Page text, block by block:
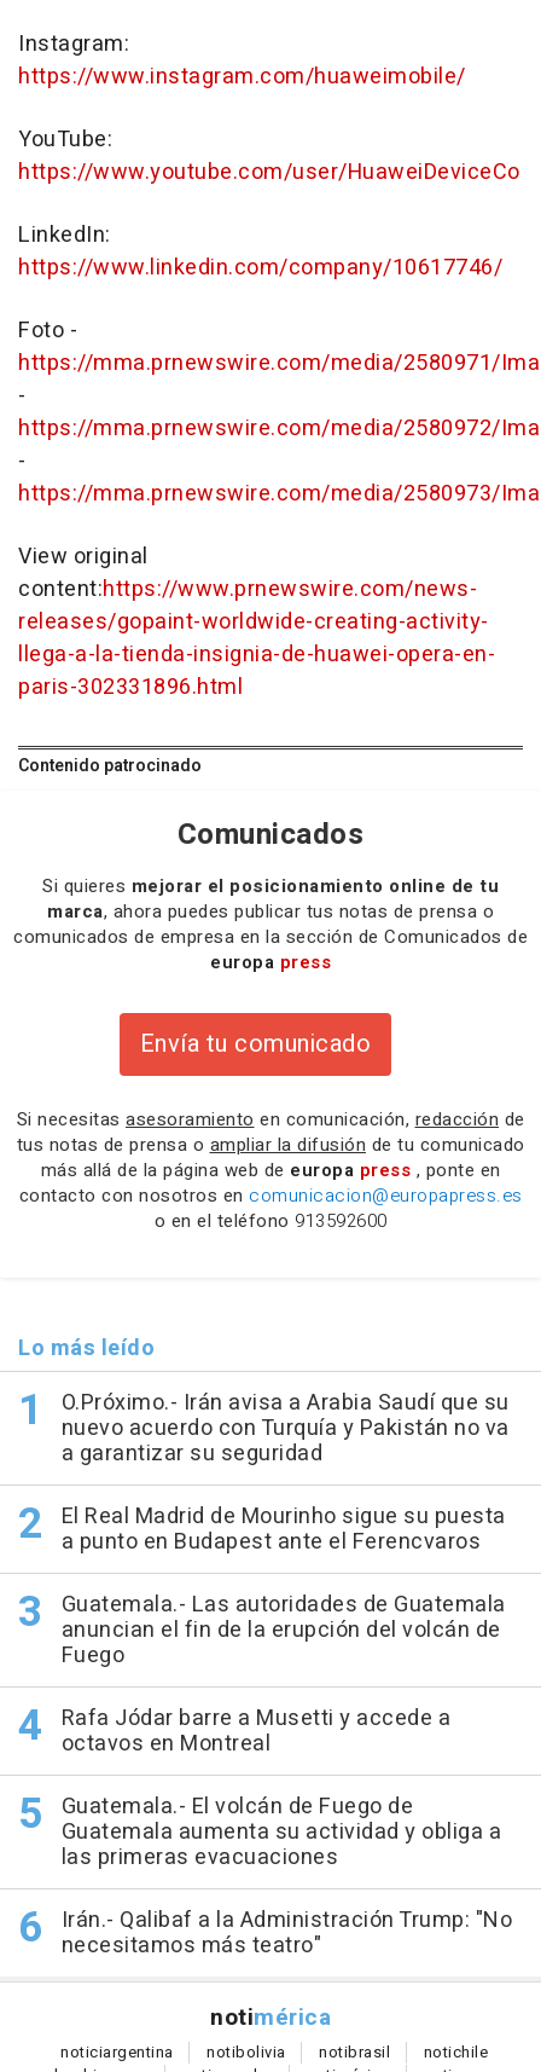
Instagram:
https://www.instagram.com/huaweimobile/
YouTube:
https://www.youtube.com/user/HuaweiDeviceCo
LinkedIn:
https://www.linkedin.com/company/10617746/
Foto -
https://mma.prnewswire.com/media/2580971/
-
https://mma.prnewswire.com/media/2580972/
-
https://mma.prnewswire.com/media/2580973/
View original
content:https://www.prnewswire.com/news-
releases/gopaint-worldwide-creating-activity-
llega-a-la-tienda-insignia-de-huawei-opera-en-
paris-302331896.html
Contenido patrocinado
Comunicados
Si quieres mejorar el posicionamiento online de tu
marca, ahora puedes publicar tus notas de prensa o
comunicados de empresa en la sección de Comunicados de
europa press
Envía tu comunicado
Si necesitas asesoramiento en comunicación, redacción de
tus notas de prensa o ampliar la difusión de tu comunicado
más allá de la página web de europa press , ponte en
contacto con nosotros en comunicacion@europapress.es
o en el teléfono 913592600
Lo más leído
O.Próximo.- Irán avisa a Arabia Saudí que su
nuevo acuerdo con Turquía y Pakistán no va
a garantizar su seguridad
El Real Madrid de Mourinho sigue su puesta
a punto en Budapest ante el Ferencvaros
Guatemala.- Las autoridades de Guatemala
anuncian el fin de la erupción del volcán de
Fuego
Rafa Jódar barre a Musetti y accede a
octavos en Montreal
Guatemala.- El volcán de Fuego de
Guatemala aumenta su actividad y obliga a
las primeras evacuaciones
Irán.- Qalibaf a la Administración Trump: "No
necesitamos más teatro"
notimérica
noticiargentina notibolivia notibrasil notichile